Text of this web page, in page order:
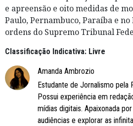
e apreensão e oito medidas de
Paulo, Pernambuco, Paraíba e
ordens do Supremo Tribunal
Classificação Indicativa: Livre
Amanda Ambrozio
Estudante de Jornalismo pela
Possui experiência em
mídias digitais. Apaixonada
audiências e explorar as